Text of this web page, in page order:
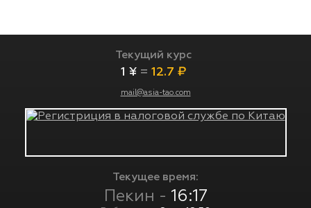
Текущий курс
1 ¥ = 12.7 ₽
mail@asia-tao.com
Текущее время:
Пекин - 16:17